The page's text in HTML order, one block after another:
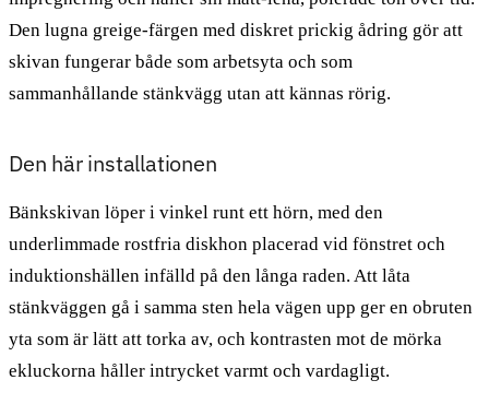
Den lugna greige-färgen med diskret prickig ådring gör att
skivan fungerar både som arbetsyta och som
sammanhållande stänkvägg utan att kännas rörig.
Den här installationen
Bänkskivan löper i vinkel runt ett hörn, med den
underlimmade rostfria diskhon placerad vid fönstret och
induktionshällen infälld på den långa raden. Att låta
stänkväggen gå i samma sten hela vägen upp ger en obruten
yta som är lätt att torka av, och kontrasten mot de mörka
ekluckorna håller intrycket varmt och vardagligt.